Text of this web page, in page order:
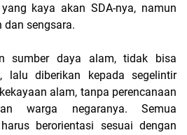
kaya akan SDA-nya, namun
sengsara.
sumber daya alam, tidak bisa
lalu diberikan kepada segelintir
alam, tanpa perencanaan
warga negaranya. Semua
berorientasi sesuai dengan